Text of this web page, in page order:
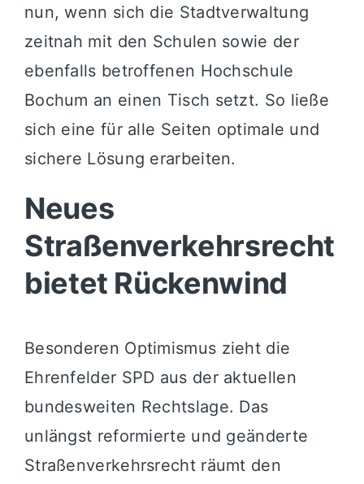
nun, wenn sich die Stadtverwaltung
zeitnah mit den Schulen sowie der
ebenfalls betroffenen Hochschule
Bochum an einen Tisch setzt. So ließe
sich eine für alle Seiten optimale und
sichere Lösung erarbeiten.
Neues
Straßenverkehrsrecht
bietet Rückenwind
Besonderen Optimismus zieht die
Ehrenfelder SPD aus der aktuellen
bundesweiten Rechtslage. Das
unlängst reformierte und geänderte
Straßenverkehrsrecht räumt den